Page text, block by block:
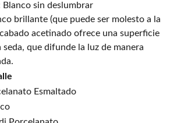
sin deslumbrar
brillante (que puede ser molesto a la
acetinado ofrece una superficie
seda, que difunde la luz de manera
Esmaltado